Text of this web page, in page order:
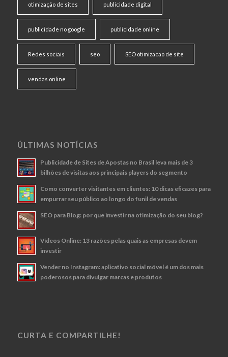
otimização de sites publicidade digital
publicidade no google publicidade online
Redes sociais seo SEO otimizacao de site
vendas online
ÚLTIMAS NOTÍCIAS
Publicidade de Sites de Apostas no Brasil leva mais de 3
bilhões de visitas aos principais players do segmento
Como converter visitantes em clientes: 10 dicas eficazes para
empurrar seu público ao longo do funil de vendas
SEO para Blog: por que investir na otimização do seu blog?
Vídeos Online: 13 razões pelas quais as empresas devem
investir
Vender no Instagram: aplicativo social móvel é um dos mais
poderosos para divulgar marcas e produtos
CURTA E COMPARTILHE!